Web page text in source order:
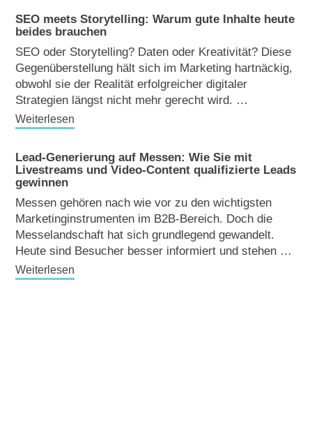
SEO meets Storytelling: Warum gute Inhalte heute
beides brauchen
SEO oder Storytelling? Daten oder Kreativität? Diese
Gegenüberstellung hält sich im Marketing hartnäckig,
obwohl sie der Realität erfolgreicher digitaler
Strategien längst nicht mehr gerecht wird. …
Weiterlesen
Lead-Generierung auf Messen: Wie Sie mit
Livestreams und Video-Content qualifizierte Leads
gewinnen
Messen gehören nach wie vor zu den wichtigsten
Marketinginstrumenten im B2B-Bereich. Doch die
Messelandschaft hat sich grundlegend gewandelt.
Heute sind Besucher besser informiert und stehen …
Weiterlesen